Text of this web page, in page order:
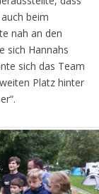
beim
nah an den
sich Hannahs
sich das Team
Platz hinter